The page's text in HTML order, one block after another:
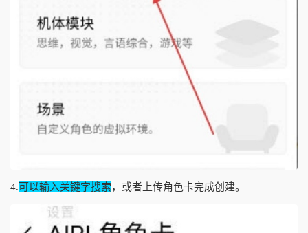
4.可以输入关键字搜索，或者上传角色卡完成创建。